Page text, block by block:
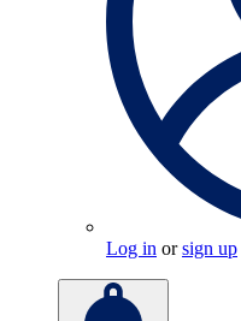
Log in orsign up